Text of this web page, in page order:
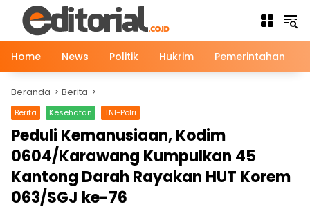
Langsung
konten
Home
News Politik Hukrim Pemerintahan
Beranda Berita
Berita Kesehatan TNI-Polri
Peduli Kemanusiaan, Kodim
0604/Karawang Kumpulkan 45
Kantong Darah Rayakan HUT Korem
063/SGJ ke-76